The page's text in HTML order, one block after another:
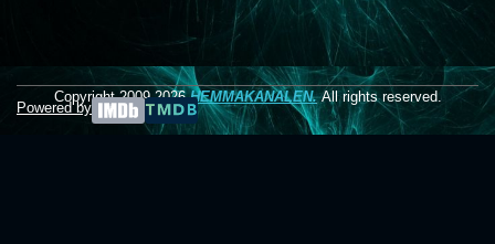
Copyright 2009-2026HEMMAKANALEN.All rights reserved.
Powered by